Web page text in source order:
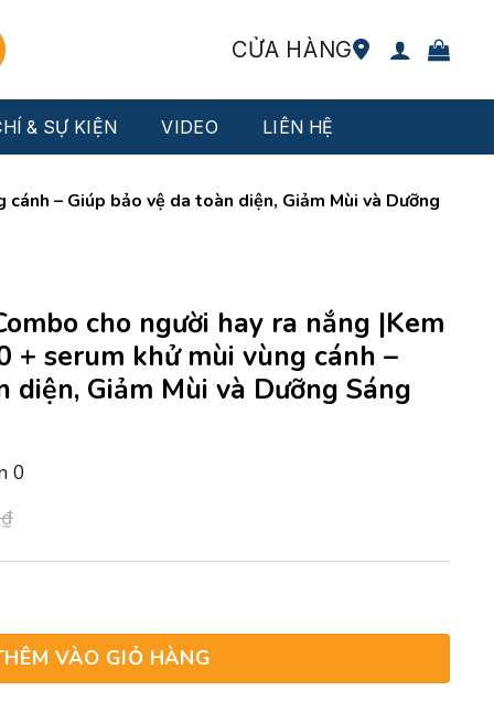
CỬA HÀNG
& SỰ KIỆN VIDEO LIÊN HỆ
– Giúp bảo vệ da toàn diện, Giảm Mùi và Dưỡng
cho người hay ra nắng |Kem
+ serum khử mùi vùng cánh –
diện, Giảm Mùi và Dưỡng Sáng
0
₫
VÀO GIỎ HÀNG